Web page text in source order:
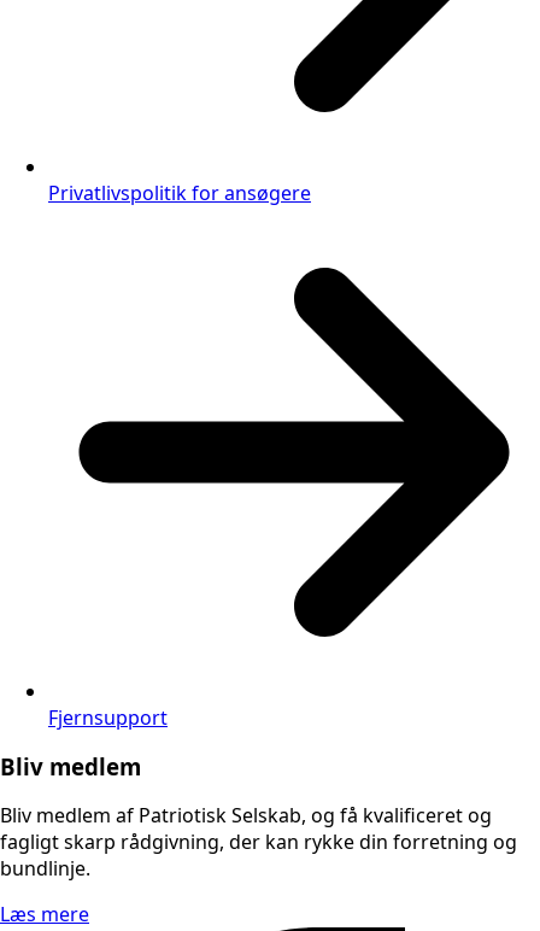
Privatlivspolitik for ansøgere
Fjernsupport
Bliv medlem
Bliv medlem af Patriotisk Selskab, og få kvalificeret og
fagligt skarp rådgivning, der kan rykke din forretning og
bundlinje.
Læs mere